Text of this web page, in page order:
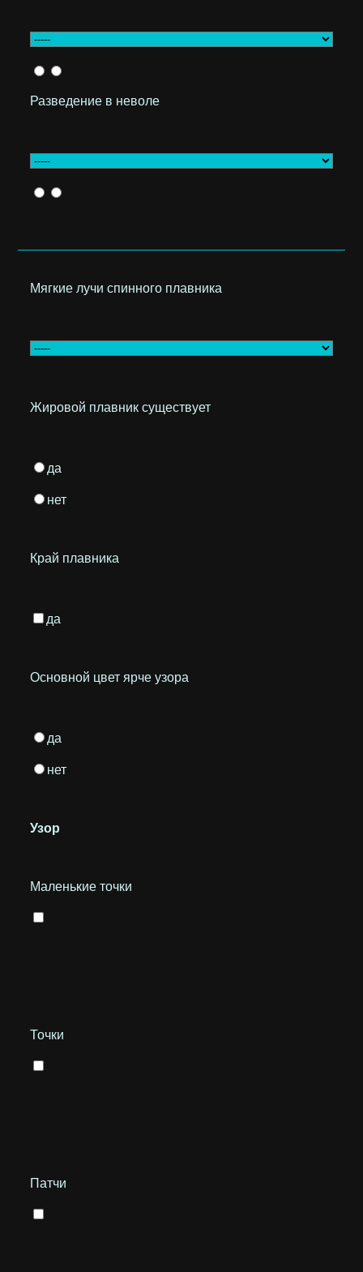
Разведение в неволе
Мягкие лучи спинного плавника
Жировой плавник существует
да
нет
Край плавника
да
Основной цвет ярче узора
да
нет
Узор
Маленькие точки
Точки
Патчи